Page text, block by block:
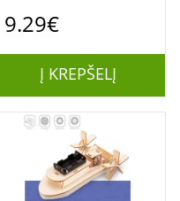
mokomasis modelis
9.29€
Į KREPŠELĮ